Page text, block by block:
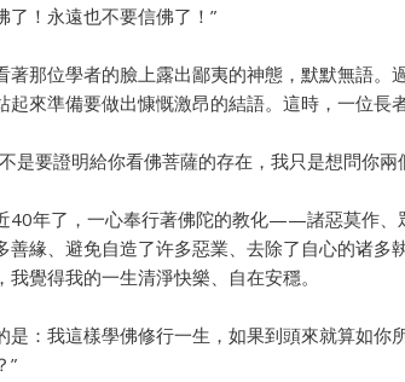
了！永遠也不要信佛了！”
著那位學者的臉上露出鄙夷的神態，默默無語。
起來準備要做出慷慨激昂的結語。這時，一位長
是要證明給你看佛菩薩的存在，我只是想問你兩
40年了，一心奉行著佛陀的教化——諸惡莫作、
善緣、避免自造了许多惡業、去除了自心的诸多
我覺得我的一生清淨快樂、自在安穩。
是：我這樣學佛修行一生，如果到頭來就算如你
”